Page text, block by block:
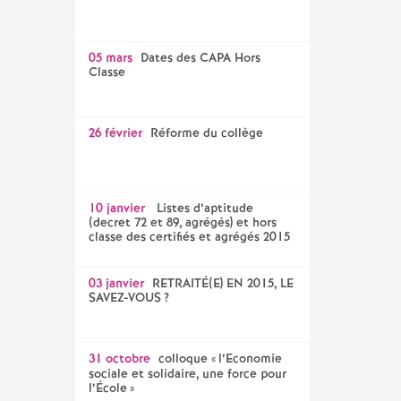
05 mars Dates des CAPA Hors
Classe
26 février Réforme du collège
10 janvier
Listes d’aptitude
(decret 72 et 89, agrégés) et hors
classe des certifiés et agrégés 2015
03 janvier RETRAITÉ(E) EN 2015, LE
SAVEZ-VOUS?
31 octobre colloque « l’Economie
sociale et solidaire, une force pour
l’École»